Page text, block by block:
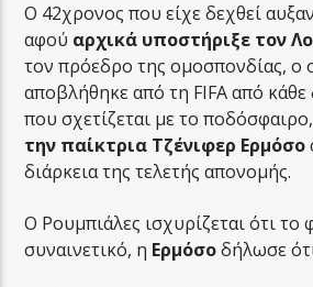
Ο 42χρονος που είχε δεχθεί
αφού αρχικά υποστήριξε τον
τον πρόεδρο της ομοσπονδίας, ο
αποβλήθηκε από τη FIFA από
που σχετίζεται με το
την παίκτρια Τζένιφερ Ερμόσο
διάρκεια της τελετής απονομής.
Ο Ρουμπιάλες ισχυρίζεται ότι το
συναινετικό, η Ερμόσοδήλωσε